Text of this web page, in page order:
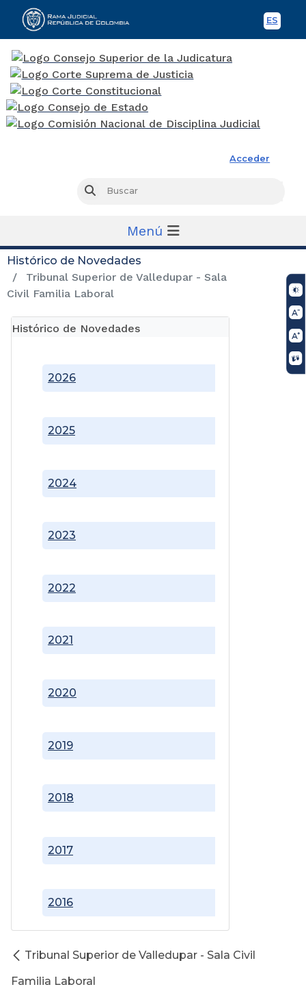
ES
Acceder
Buscar
Menú
Histórico de Novedades
Tribunal Superior de Valledupar - Sala
Civil Familia Laboral
Histórico de Novedades
2016
2017
2018
2019
2020
2021
2022
2023
2024
2025
2026
Tribunal Superior de Valledupar - Sala Civil
Familia Laboral